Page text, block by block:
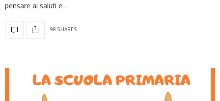
pensare ai saluti e…
98 SHARES